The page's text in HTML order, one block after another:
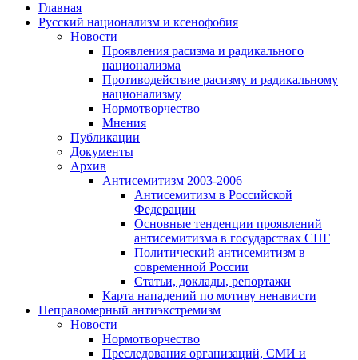
Главная
Русский национализм и ксенофобия
Новости
Проявления расизма и радикального
национализма
Противодействие расизму и радикальному
национализму
Нормотворчество
Мнения
Публикации
Документы
Архив
Антисемитизм 2003-2006
Антисемитизм в Российской
Федерации
Основные тенденции проявлений
антисемитизма в государствах СНГ
Политический антисемитизм в
современной России
Статьи, доклады, репортажи
Карта нападений по мотиву ненависти
Неправомерный антиэкстремизм
Новости
Нормотворчество
Преследования организаций, СМИ и